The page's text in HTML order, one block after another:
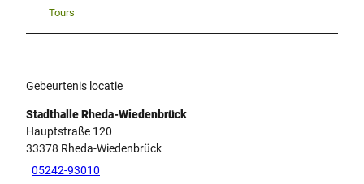
Tours
Gebeurtenis locatie
Stadthalle Rheda-Wiedenbrück
Hauptstraße 120
33378 Rheda-Wiedenbrück
05242-93010